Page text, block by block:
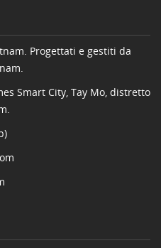
Progettati e gestiti da
Smart City, Tay Mo, distretto